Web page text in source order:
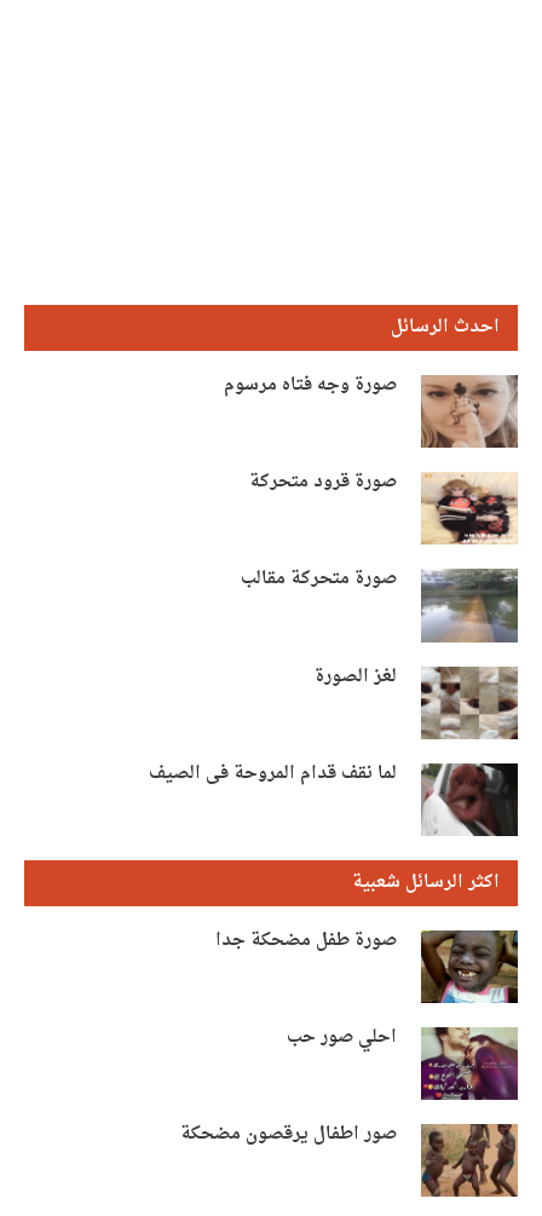
احدث الرسائل
صورة وجه فتاه مرسوم
صورة قرود متحركة
صورة متحركة مقالب
لغز الصورة
لما نقف قدام المروحة فى الصيف
اكثر الرسائل شعبية
صورة طفل مضحكة جدا
احلي صور حب
صور اطفال يرقصون مضحكة